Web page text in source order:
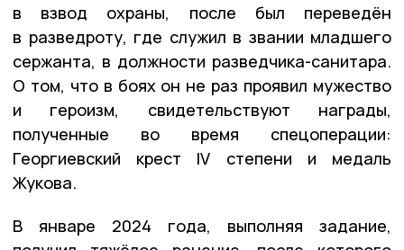
в взвод охраны, после был переведён
в разведроту, где служил в звании младшего
сержанта, в должности разведчика-санитара.
О том, что в боях он не раз проявил мужество
и героизм, свидетельствуют награды,
полученные во время спецоперации:
Георгиевский крест IV степени и медаль
Жукова.
В январе 2024 года, выполняя задание,